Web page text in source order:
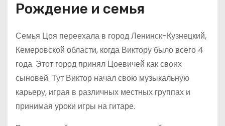
Рождение и семья
Семья Цоя переехала в город Ленинск-Кузнецкий,
Кемеровской области, когда Виктору было всего 4
года. Этот город принял Цоевичей как своих
сыновей. Тут Виктор начал свою музыкальную
карьеру, играя в различных местных группах и
принимая уроки игры на гитаре.